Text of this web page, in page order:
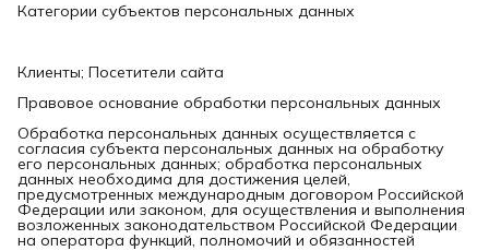
Категории субъектов персональных данных
Клиенты; Посетители сайта
Правовое основание обработки персональных данных
Обработка персональных данных осуществляется с
согласия субъекта персональных данных на обработку
его персональных данных; обработка персональных
данных необходима для достижения целей,
предусмотренных международным договором Российской
Федерации или законом, для осуществления и выполнения
возложенных законодательством Российской Федерации
на оператора функций, полномочий и обязанностей